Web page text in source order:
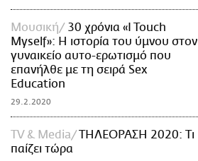
Μουσική
30 χρόνια «I Touch
Myself»: Η ιστορία του ύμνου στον
γυναικείο αυτο-ερωτισμό που
επανήλθε με τη σειρά Sex
Education
29.2.2020
TV & Media
TΗΛΕΟΡΑΣΗ 2020: Τι
παίζει τώρα